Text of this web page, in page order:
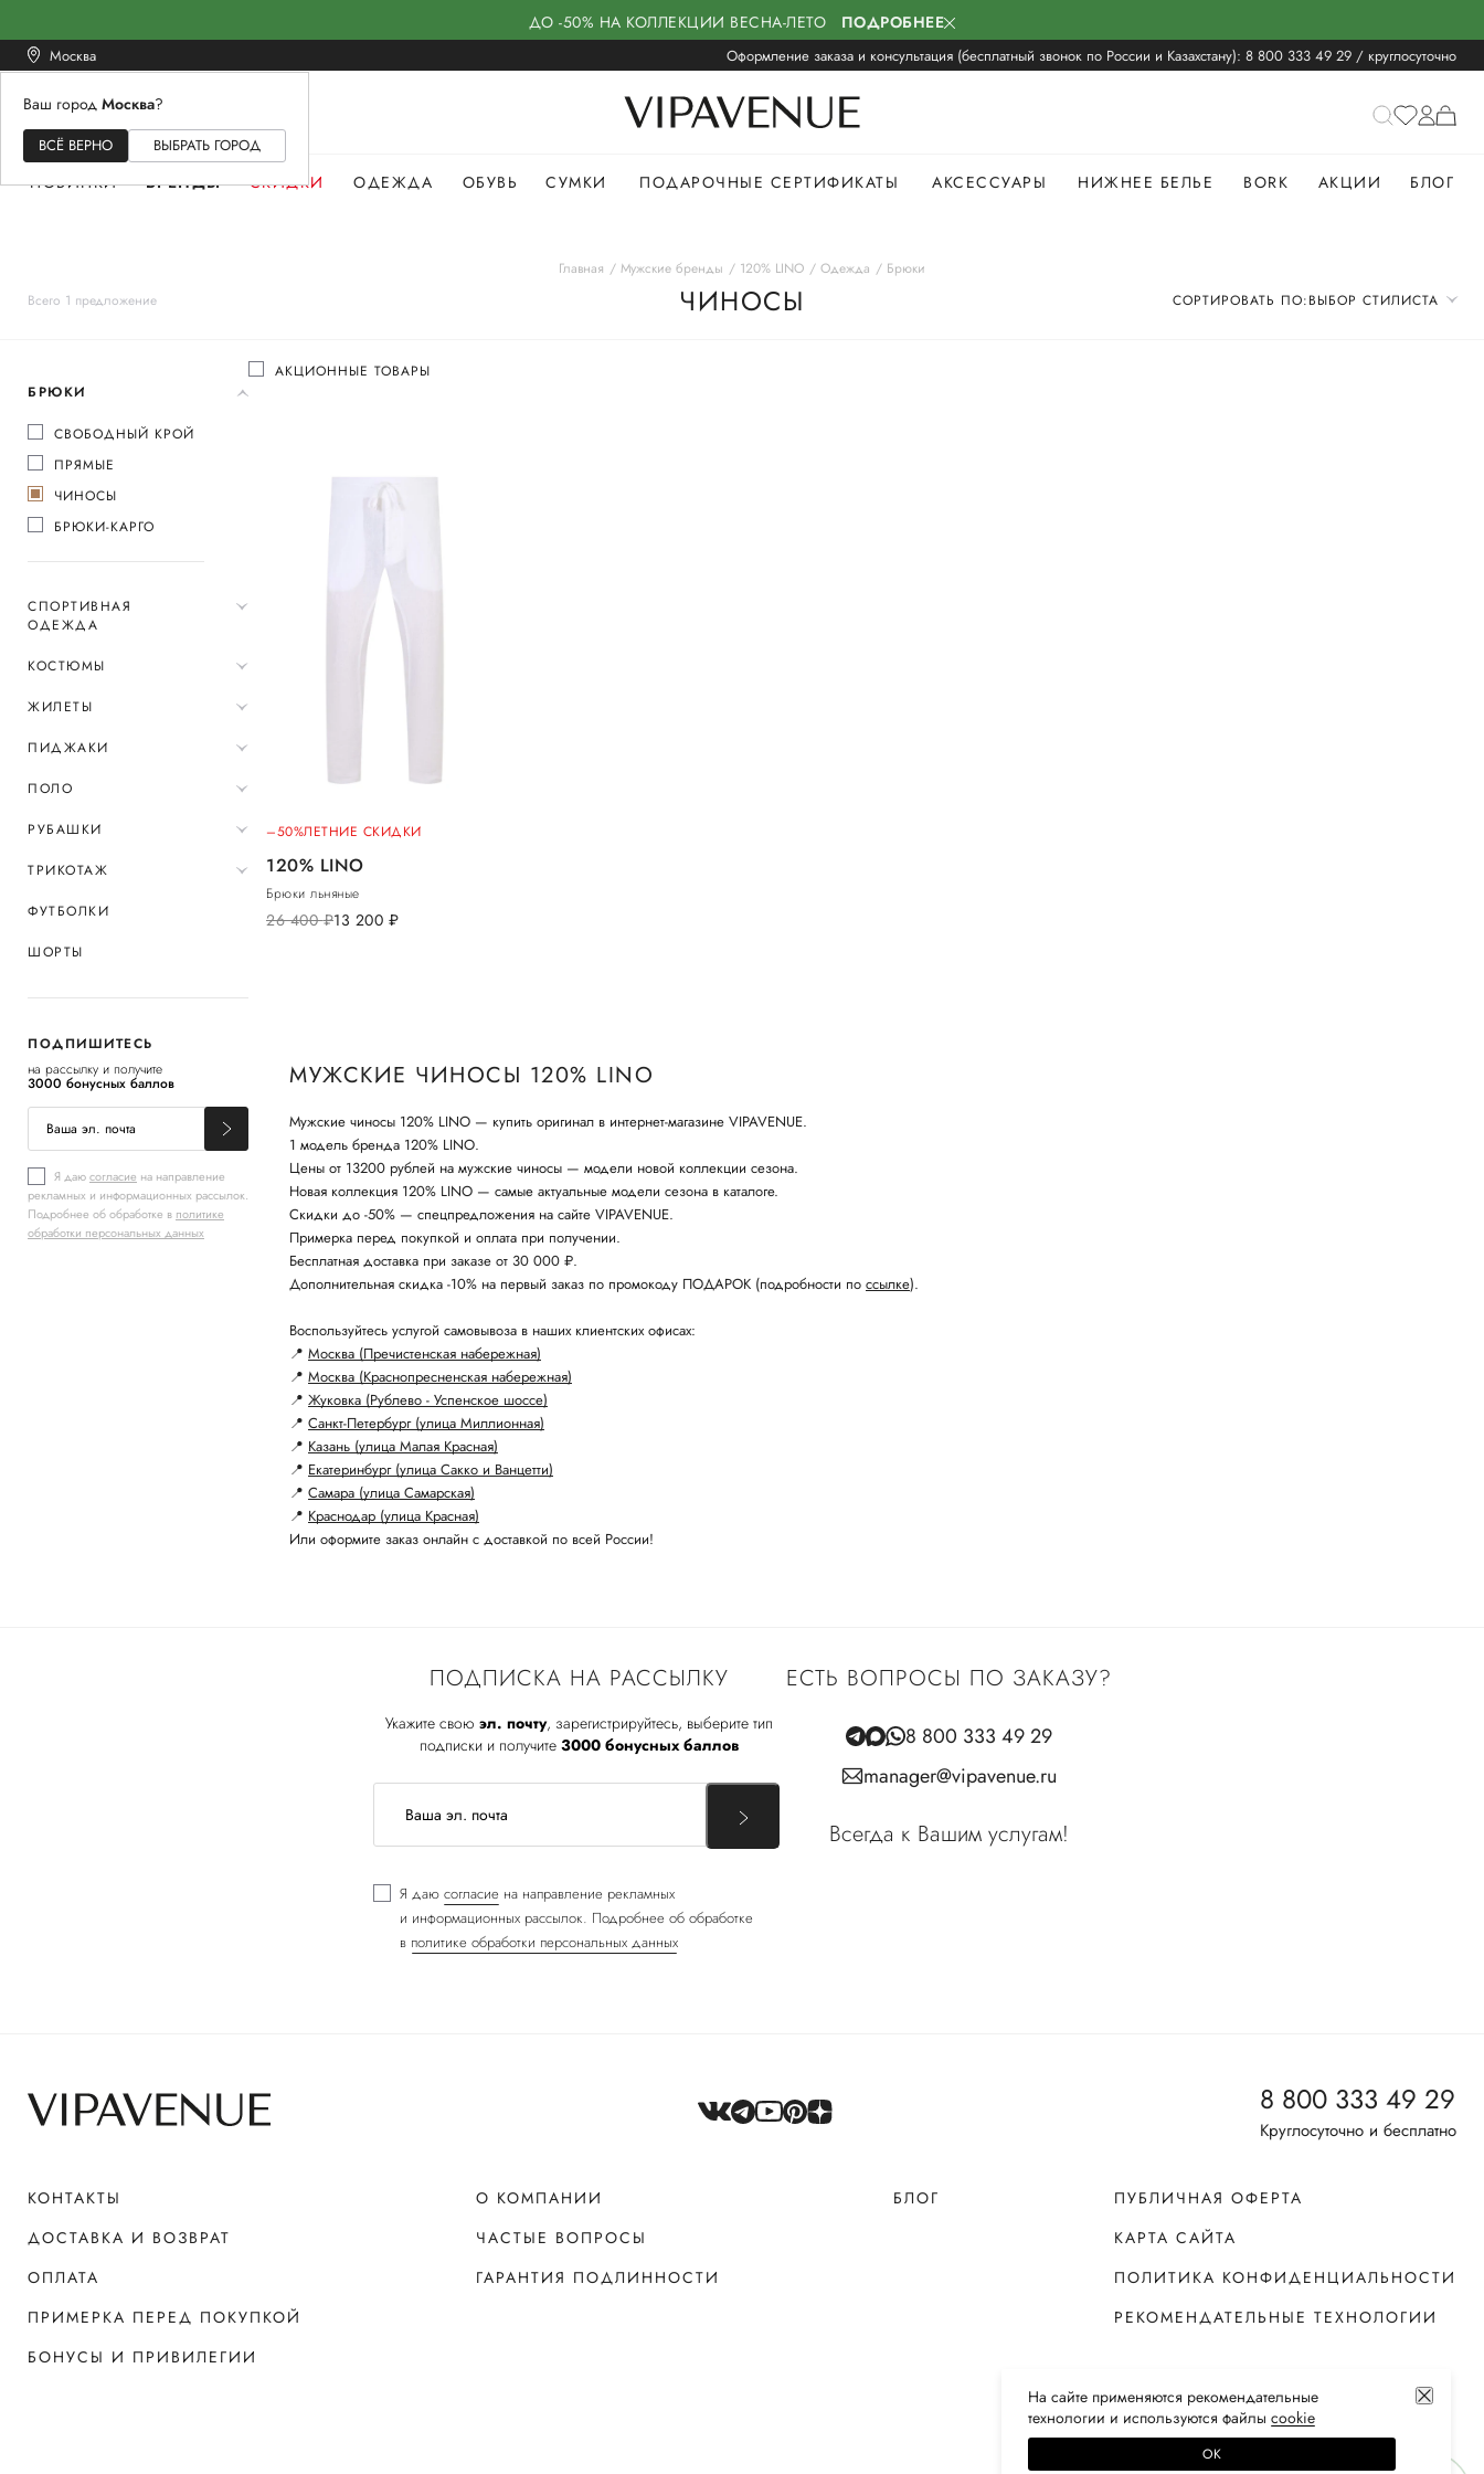
ДО -50% НА КОЛЛЕКЦИИ ВЕСНА-ЛЕТО ПОДРОБНЕЕ
Москва Оформление заказа и консультация (бесплатный звонок по России и Казахстану): 8 800 333 49 29 / круглосуточно
Ваш город Москва?
ВСЁ ВЕРНО ВЫБРАТЬ ГОРОД
ЖЕНСКОЕМУЖСКОЕ
НОВИНКИ БРЕНДЫ СКИДКИ ОДЕЖДА ОБУВЬ СУМКИ ПОДАРОЧНЫЕ СЕРТИФИКАТЫ АКСЕССУАРЫ НИЖНЕЕ БЕЛЬЕ BORK АКЦИИ БЛОГ
Всего 1 предложение
Главная Мужские бренды 120% LINO Одежда Брюки
ЧИНОСЫ СОРТИРОВАТЬ ПО:ВЫБОР СТИЛИСТА
БРЮКИ
СВОБОДНЫЙ КРОЙ
ПРЯМЫЕ
ЧИНОСЫ
БРЮКИ-КАРГО
СПОРТИВНАЯ
ОДЕЖДА
КОСТЮМЫ
ЖИЛЕТЫ
ПИДЖАКИ
ПОЛО
РУБАШКИ
ТРИКОТАЖ
ФУТБОЛКИ
ШОРТЫ
ПОДПИШИТЕСЬ
на рассылку и получите
3000 бонусных баллов
Я даюсогласие на направление
рекламных и информационных рассылок.
Подробнее об обработке в политике
обработки персональных данных
АКЦИОННЫЕ ТОВАРЫ
–50%ЛЕТНИЕ СКИДКИ
120% LINO
Брюки льняные
26 400руб.13 200 руб.
МУЖСКИЕ ЧИНОСЫ 120% LINO
Мужские чиносы 120% LINO — купить оригинал в интернет-магазине VIPAVENUE.
1 модель бренда 120% LINO.
Цены от 13200 рублей на мужские чиносы — модели новой коллекции сезона.
Новая коллекция 120% LINO — самые актуальные модели сезона в каталоге.
Скидки до -50% — спецпредложения на сайте VIPAVENUE.
Примерка перед покупкой и оплата при получении.
Бесплатная доставка при заказе от 30 000 ₽.
Дополнительная скидка -10% на первый заказ по промокоду ПОДАРОК (подробности по ссылке).
Воспользуйтесь услугой самовывоза в наших клиентских офисах:
📍 Москва (Пречистенская набережная)
📍 Москва (Краснопресненская набережная)
📍 Жуковка (Рублево - Успенское шоссе)
📍 Санкт-Петербург (улица Миллионная)
📍 Казань (улица Малая Красная)
📍 Екатеринбург (улица Сакко и Ванцетти)
📍 Самара (улица Самарская)
📍 Краснодар (улица Красная)
Или оформите заказ онлайн с доставкой по всей России!
ПОДПИСКА НА РАССЫЛКУ
Укажите свою эл. почту, зарегистрируйтесь, выберите тип
подписки и получите 3000 бонусных баллов
Я даю согласие на направление рекламных
и информационных рассылок. Подробнее об обработке
в политике обработки персональных данных
ЕСТЬ ВОПРОСЫ ПО ЗАКАЗУ?
8 800 333 49 29
manager@vipavenue.ru
Всегда к Вашим услугам!
8 800 333 49 29
Круглосуточно и бесплатно
КОНТАКТЫ
ДОСТАВКА И ВОЗВРАТ
ОПЛАТА
ПРИМЕРКА ПЕРЕД ПОКУПКОЙ
БОНУСЫ И ПРИВИЛЕГИИ
О КОМПАНИИ
ЧАСТЫЕ ВОПРОСЫ
ГАРАНТИЯ ПОДЛИННОСТИ
БЛОГ
ПУБЛИЧНАЯ ОФЕРТА
КАРТА САЙТА
ПОЛИТИКА КОНФИДЕНЦИАЛЬНОСТИ
РЕКОМЕНДАТЕЛЬНЫЕ ТЕХНОЛОГИИ
На сайте применяются рекомендательные
технологии и используются файлы сооkiе
ОК